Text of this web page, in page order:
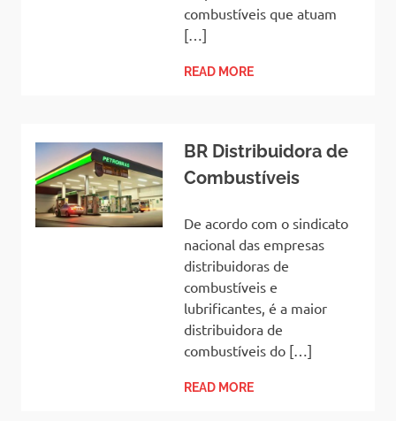
combustíveis que atuam
[…]
READ MORE
BR Distribuidora de
Combustíveis
De acordo com o sindicato
nacional das empresas
distribuidoras de
combustíveis e
lubrificantes, é a maior
distribuidora de
combustíveis do […]
READ MORE